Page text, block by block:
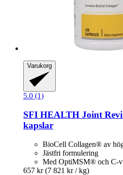
Varukorg
5.0 (1)
SFI HEALTH Joint
kapslar
BioCell Collagen® av
Jästfri formulering
Med OptiMSM® och C-
657 kr (7 821 kr / kg)